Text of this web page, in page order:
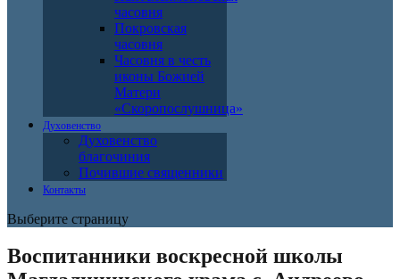
часовня
Покровская
часовня
Часовня в честь
иконы Божией
Матери
«Скоропослушница»
Духовенство
Духовенство
благочиния
Почившие священники
Контакты
Выберите страницу
Воспитанники воскресной школы